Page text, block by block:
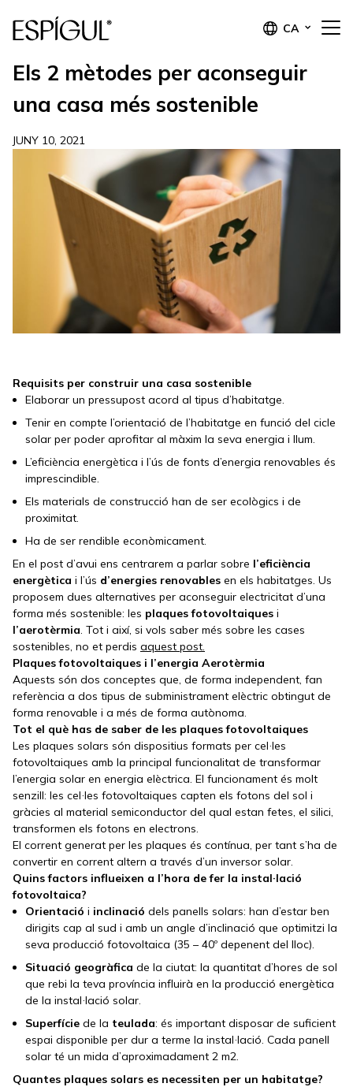
CA
Els 2 mètodes per aconseguir
una casa més sostenible
JUNY 10, 2021
Requisits per construir una casa sostenible
Elaborar un pressupost acord al tipus d’habitatge.
Tenir en compte l’orientació de l’habitatge en funció del cicle
solar per poder aprofitar al màxim la seva energia i llum.
L’eficiència energètica i l’ús de fonts d’energia renovables és
imprescindible.
Els materials de construcció han de ser ecològics i de
proximitat.
Ha de ser rendible econòmicament.
En el post d’avui ens centrarem a parlar sobre l’eficiència
energètica i l’ús d’energies renovables en els habitatges. Us
proposem dues alternatives per aconseguir electricitat d’una
forma més sostenible: les plaques fotovoltaiques i
l’aerotèrmia. Tot i així, si vols saber més sobre les cases
sostenibles, no et perdis aquest post.
Plaques fotovoltaiques i l’energia Aerotèrmia
Aquests són dos conceptes que, de forma independent, fan
referència a dos tipus de subministrament elèctric obtingut de
forma renovable i a més de forma autònoma.
Tot el què has de saber de les plaques fotovoltaiques
Les plaques solars són dispositius formats per cel·les
fotovoltaiques amb la principal funcionalitat de transformar
l’energia solar en energia elèctrica. El funcionament és molt
senzill: les cel·les fotovoltaiques capten els fotons del sol i
gràcies al material semiconductor del qual estan fetes, el silici,
transformen els fotons en electrons.
El corrent generat per les plaques és contínua, per tant s’ha de
convertir en corrent altern a través d’un inversor solar.
Quins factors influeixen a l’hora de fer la instal·lació
fotovoltaica?
Orientació i inclinació dels panells solars: han d’estar ben
dirigits cap al sud i amb un angle d’inclinació que optimitzi la
seva producció fotovoltaica (35 – 40º depenent del lloc).
Situació geogràfica de la ciutat: la quantitat d’hores de sol
que rebi la teva província influirà en la producció energètica
de la instal·lació solar.
Superfície de la teulada: és important disposar de suficient
espai disponible per dur a terme la instal·lació. Cada panell
solar té un mida d’aproximadament 2 m2.
Quantes plaques solars es necessiten per un habitatge?